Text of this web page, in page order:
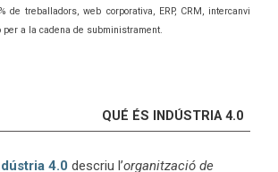
treballadors, web corporativa, ERP, CRM, intercanvi
per a la cadena de subministrament.
QUÉ ÉS INDÚSTRIA 4.0
4.0 descriu l’organització de